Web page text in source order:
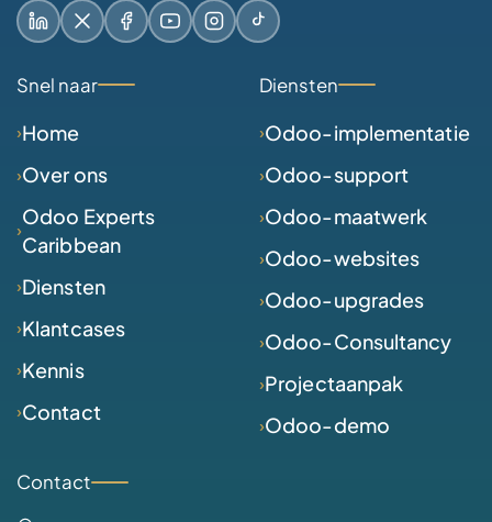
LinkedInX / Twitter
Facebook
YouTubeInstagram
TikTok
Snel naar
Home
Over ons
Odoo Experts
Caribbean
Diensten
Klantcases
Kennis
Contact
Diensten
Odoo-implementatie
Odoo-support
Odoo-maatwerk
Odoo-websites
Odoo-upgrades
Odoo-Consultancy
Projectaanpak
Odoo-demo
Contact